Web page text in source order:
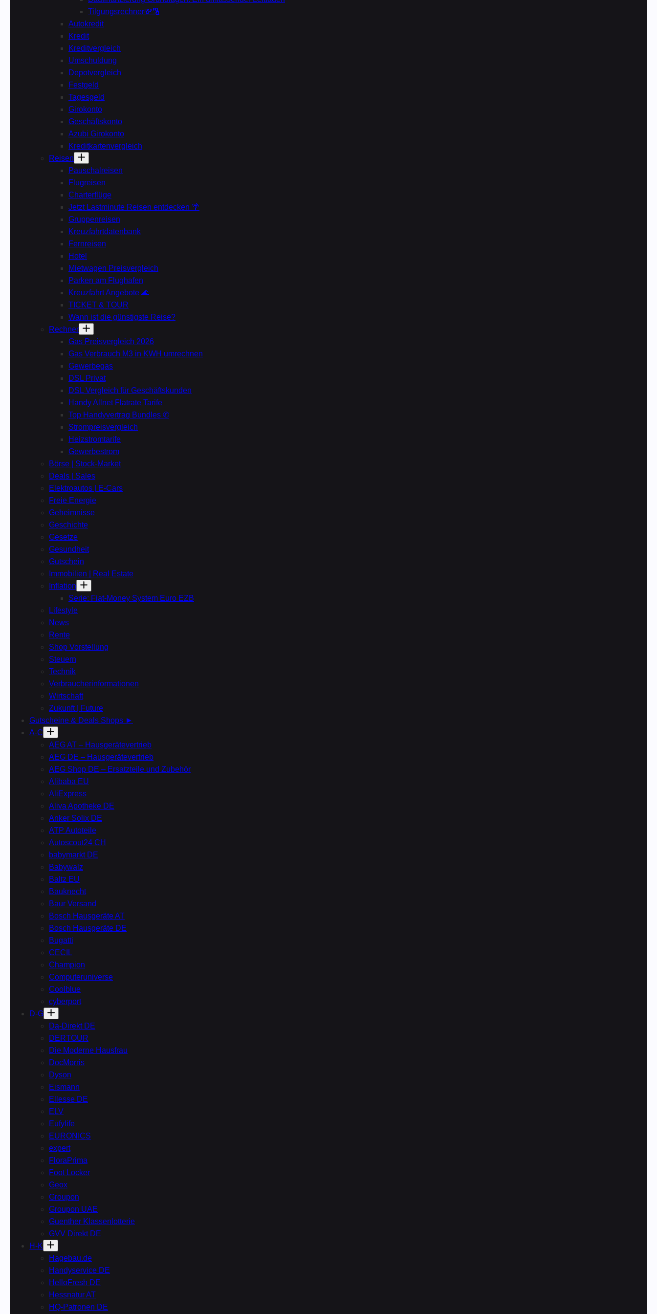
Tilgungsrechner💸🔢
Autokredit
Kredit
Kreditvergleich
Umschuldung
Depotvergleich
Festgeld
Tagesgeld
Girokonto
Geschäftskonto
Azubi Girokonto
Kreditkartenvergleich
Reisen
Pauschalreisen
Flugreisen
Charterflüge
Jetzt Lastminute Reisen entdecken 🌴
Gruppenreisen
Kreuzfahrtdatenbank
Fernreisen
Hotel
Mietwagen Preisvergleich
Parken am Flughafen
Kreuzfahrt Angebote 🌊
TICKET & TOUR
Wann ist die günstigste Reise?
Rechner
Gas Preisvergleich 2026
Gas Verbrauch M3 in KWH umrechnen
Gewerbegas
DSL Privat
DSL Vergleich für Geschäftskunden
Handy Allnet Flatrate Tarife
Top Handyvertrag Bundles ✆
Strompreisvergleich
Heizstromtarife
Gewerbestrom
Börse | Stock-Market
Deals | Sales
Elektroautos | E-Cars
Freie Energie
Geheimnisse
Geschichte
Gesetze
Gesundheit
Gutschein
Immobilien | Real Estate
Inflation
Serie: Fiat-Money System Euro EZB
Lifestyle
News
Rente
Shop Vorstellung
Steuern
Technik
Verbraucherinformationen
Wirtschaft
Zukunft | Future
Gutscheine & Deals Shops ►
A-C
AEG AT – Hausgerätevertrieb
AEG DE – Hausgerätevertrieb
AEG Shop DE – Ersatzteile und Zubehör
Alibaba EU
AliExpress
Aliva Apotheke DE
Anker Solix DE
ATP Autoteile
Autoscout24 CH
babymarkt DE
Babywalz
Baltz EU
Bauknecht
Baur Versand
Bosch Hausgeräte AT
Bosch Hausgeräte DE
Bugatti
CECIL
Champion
Computeruniverse
Coolblue
cyberport
D-G
Da-Direkt DE
DERTOUR
Die Moderne Hausfrau
DocMorris
Dyson
Eismann
Ellesse DE
ELV
Eufylife
EURONICS
expert
FloraPrima
Foot Locker
Geox
Groupon
Groupon UAE
Guenther Klassenlotterie
GVV Direkt DE
H-K
Hagebau.de
Handyservice DE
HelloFresh DE
Hessnatur AT
HQ-Patronen DE